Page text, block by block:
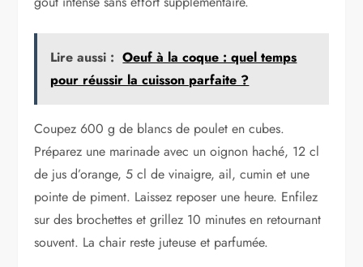
Lire aussi : Oeuf à la coque : quel temps
pour réussir la cuisson parfaite ?
Coupez 600 g de blancs de poulet en cubes.
Préparez une marinade avec un oignon haché, 12 cl
de jus d’orange, 5 cl de vinaigre, ail, cumin et une
pointe de piment. Laissez reposer une heure. Enfilez
sur des brochettes et grillez 10 minutes en retournant
souvent. La chair reste juteuse et parfumée.